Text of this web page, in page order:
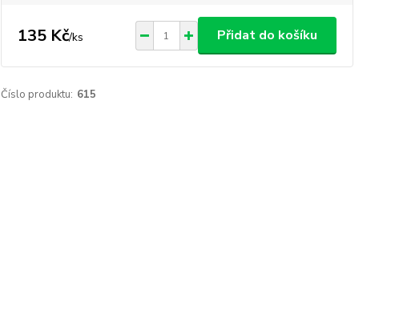
135 Kč/ks Přidat do košíku
Číslo produktu: 615